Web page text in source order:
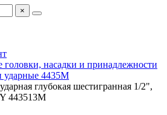
×
головки, насадки и принадлежности
ударные 4435M
глубокая шестигранная 1/2",
443513M